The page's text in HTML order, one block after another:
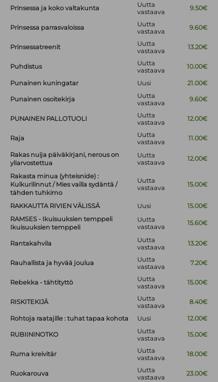
Prinsessa ja koko valtakunta
Uutta
vastaava
9.50€
Prinsessa parrasvaloissa
Uutta
vastaava
9.60€
Prinsessatreenit
Uutta
vastaava
13.20€
Puhdistus
Uutta
vastaava
10.00€
Punainen kuningatar Uusi 21.00€
Punainen osoitekirja
Uutta
vastaava
9.60€
PUNAINEN PALLOTUOLI
Uutta
vastaava
12.00€
Raja
Uutta
vastaava
11.00€
Rakas nuija päiväkirjani, nerous on
yliarvostettua
Uutta
vastaava
12.00€
Rakasta minua (yhteisnide) :
Kulkurilinnut / Mies vailla sydäntä /
tähden tuhkimo
Uutta
vastaava
15.00€
RAKKAUTTA RIVIEN VÄLISSÄ Uusi
15.00€
RAMSES - Ikuisuuksien temppeli
Ikuisuuksien temppeli
Uutta
vastaava
15.60€
Rantakahvila
Uutta
vastaava
13.20€
Rauhallista ja hyvää joulua
Uutta
vastaava
7.20€
Rebekka - tähtityttö
Uutta
vastaava
15.00€
RISKITEKIJÄ
Uutta
vastaava
8.40€
Rohtoja raatajille : tuhat tapaa kohota Uusi 12.00€
RUBIININOTKO
Uutta
vastaava
15.00€
Ruma kreivitär
Uutta
vastaava
18.00€
Ruokarouva
Uutta
vastaava
23.00€